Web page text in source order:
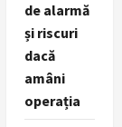
de alarmă
și riscuri
dacă
amâni
operația